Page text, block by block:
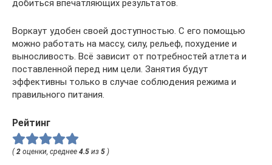
добиться впечатляющих результатов.
Воркаут удобен своей доступностью. С его помощью
можно работать на массу, силу, рельеф, похудение и
выносливость. Всё зависит от потребностей атлета и
поставленной перед ним цели. Занятия будут
эффективны только в случае соблюдения режима и
правильного питания.
Рейтинг
(2 оценки, среднее 4.5 из 5 )